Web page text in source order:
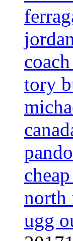
tory
north
ugg